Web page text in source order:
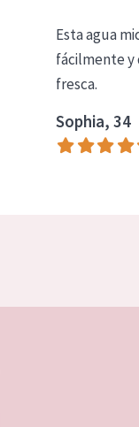
Esta agua
fácilmente y
fresca.
Sophia, 34